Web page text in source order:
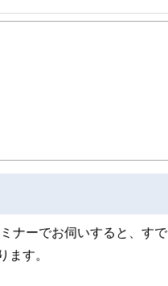
えた家計のアドバイスをしていま
ナーでお伺いすると、すで
ます。